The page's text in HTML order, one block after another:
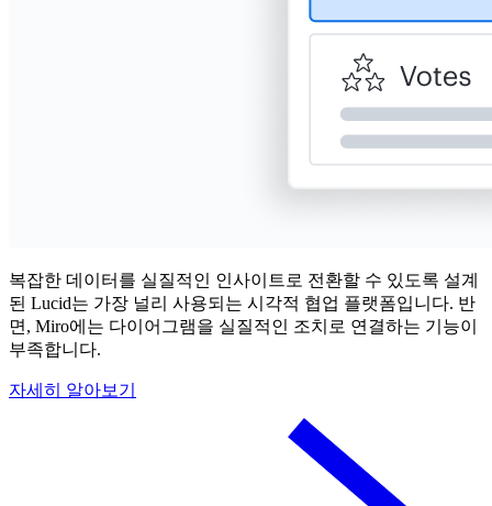
복잡한 데이터를 실질적인 인사이트로 전환할 수 있도록 설계
된 Lucid는 가장 널리 사용되는 시각적 협업 플랫폼입니다. 반
면, Miro에는 다이어그램을 실질적인 조치로 연결하는 기능이
부족합니다.
자세히 알아보기